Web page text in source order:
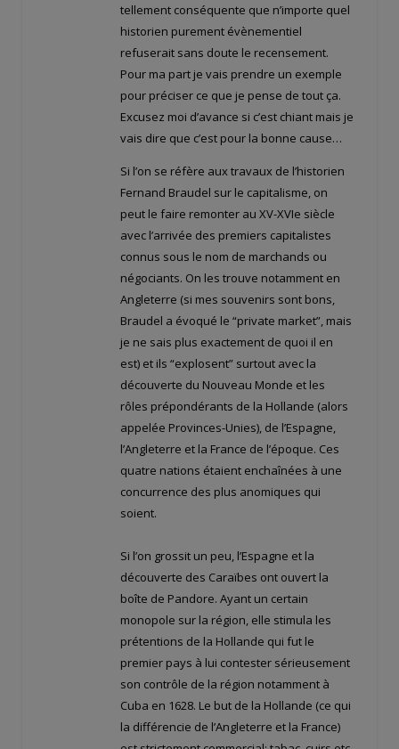
tellement conséquente que n’importe quel
historien purement évènementiel
refuserait sans doute le recensement.
Pour ma part je vais prendre un exemple
pour préciser ce que je pense de tout ça.
Excusez moi d’avance si c’est chiant mais je
vais dire que c’est pour la bonne cause…
Si l’on se réfère aux travaux de l’historien
Fernand Braudel sur le capitalisme, on
peut le faire remonter au XV-XVIe siècle
avec l’arrivée des premiers capitalistes
connus sous le nom de marchands ou
négociants. On les trouve notamment en
Angleterre (si mes souvenirs sont bons,
Braudel a évoqué le “private market”, mais
je ne sais plus exactement de quoi il en
est) et ils “explosent” surtout avec la
découverte du Nouveau Monde et les
rôles prépondérants de la Hollande (alors
appelée Provinces-Unies), de l’Espagne,
l’Angleterre et la France de l’époque. Ces
quatre nations étaient enchaînées à une
concurrence des plus anomiques qui
soient.
Si l’on grossit un peu, l’Espagne et la
découverte des Caraïbes ont ouvert la
boîte de Pandore. Ayant un certain
monopole sur la région, elle stimula les
prétentions de la Hollande qui fut le
premier pays à lui contester sérieusement
son contrôle de la région notamment à
Cuba en 1628. Le but de la Hollande (ce qui
la différencie de l’Angleterre et la France)